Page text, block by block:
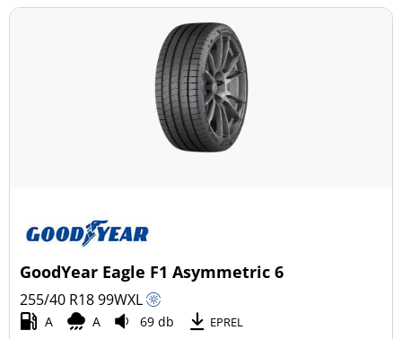
GoodYear Eagle F1 Asymmetric 6
255/40 R1899WXL
A A 69 db EPREL